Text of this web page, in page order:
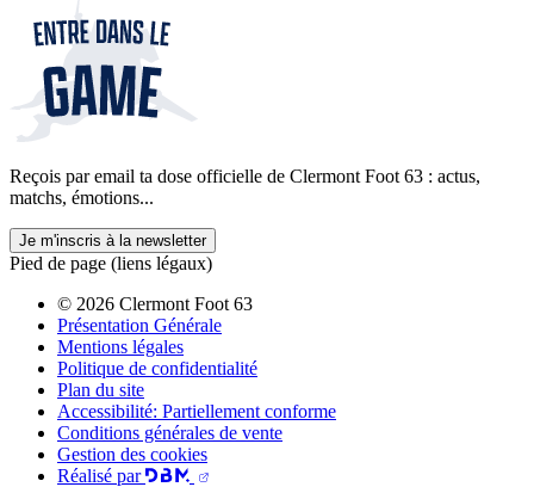
Reçois par email ta dose officielle de Clermont Foot 63 : actus,
matchs, émotions...
Je m'inscris à la newsletter
Pied de page (liens légaux)
© 2026 Clermont Foot 63
Présentation Générale
Mentions légales
Politique de confidentialité
Plan du site
Accessibilité: Partiellement conforme
Conditions générales de vente
Gestion des cookies
Réalisé par